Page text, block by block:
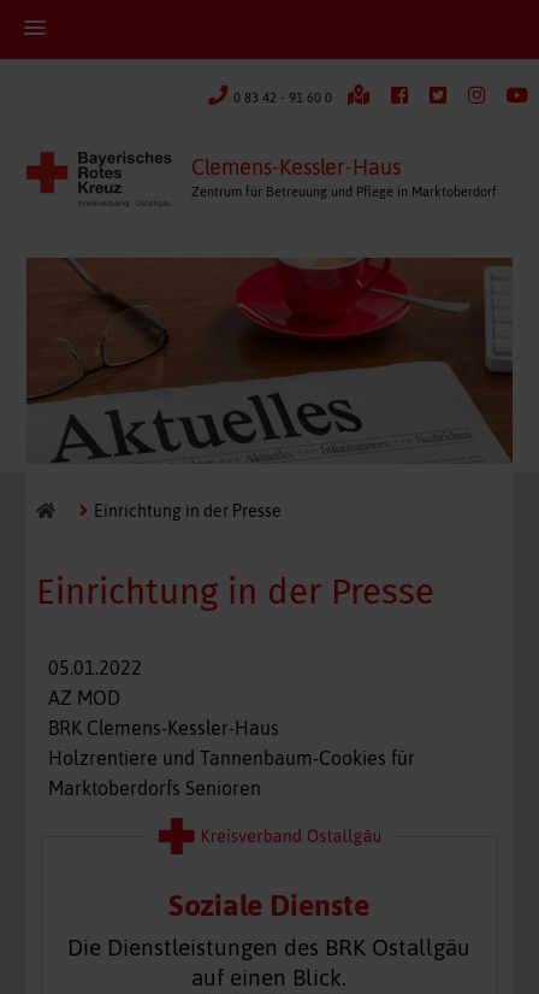
0 83 42 - 91 60 0
Clemens-Kessler-Haus
Zentrum für Betreuung und Pflege in Marktoberdorf
Einrichtung in der Presse
Einrichtung in der Presse
05.01.2022
AZ MOD
BRK Clemens-Kessler-Haus
Holzrentiere und Tannenbaum-Cookies für
Marktoberdorfs Senioren
Soziale Dienste
Die Dienstleistungen des BRK Ostallgäu
auf einen Blick.